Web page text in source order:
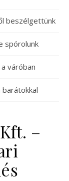
beszélgettünk
spórolunk
váróban
–